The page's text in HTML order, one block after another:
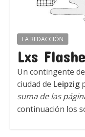
LA REDACCIÓN
Lxs
Un contingente
ciudad de Leipzig
suma de las
continuación los